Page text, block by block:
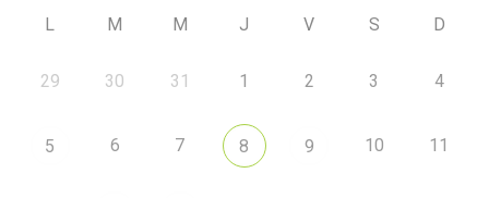
L M M J V S D
29 30 31 1 2 3 4
5 6 7 8 9 10 11